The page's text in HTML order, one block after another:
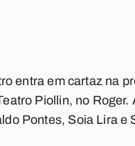
entra em cartaz na
Piollin, no Roger.
Pontes, Soia Lira e